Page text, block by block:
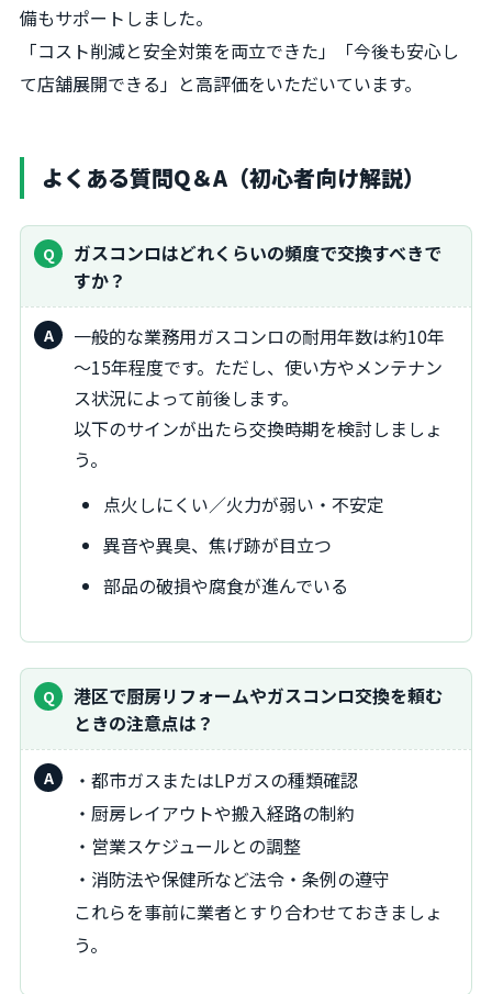
備もサポートしました。
「コスト削減と安全対策を両立できた」「今後も安心し
て店舗展開できる」と高評価をいただいています。
よくある質問Q＆A（初心者向け解説）
ガスコンロはどれくらいの頻度で交換すべきで
すか？
一般的な業務用ガスコンロの耐用年数は約10年
～15年程度です。ただし、使い方やメンテナン
ス状況によって前後します。
以下のサインが出たら交換時期を検討しましょ
う。
点火しにくい／火力が弱い・不安定
異音や異臭、焦げ跡が目立つ
部品の破損や腐食が進んでいる
港区で厨房リフォームやガスコンロ交換を頼む
ときの注意点は？
・都市ガスまたはLPガスの種類確認
・厨房レイアウトや搬入経路の制約
・営業スケジュールとの調整
・消防法や保健所など法令・条例の遵守
これらを事前に業者とすり合わせておきましょ
う。